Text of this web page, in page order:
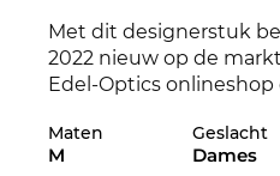
Met dit designerstuk
2022 nieuw op de
Edel-Optics
Het brilmontuur is
Maten
M
Geslacht
Dames